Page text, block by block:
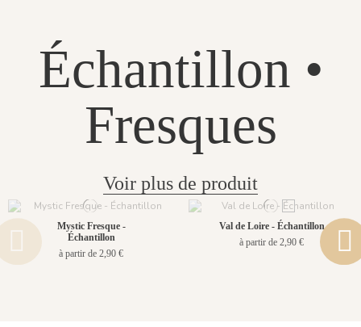
Échantillon •
Fresques
Voir plus de produit
Mystic Fresque -
Échantillon
à partir de 2,90 €
Val de Loire - Échantillon
à partir de 2,90 €